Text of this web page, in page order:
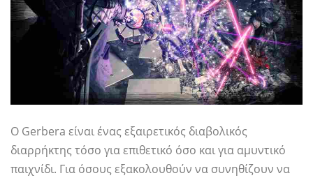
Ο Gerbera είναι ένας εξαιρετικός διαβολικός
διαρρήκτης τόσο για επιθετικό όσο και για αμυντικό
παιχνίδι. Για όσους εξακολουθούν να συνηθίζουν να